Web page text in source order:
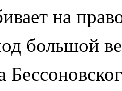
на
большой